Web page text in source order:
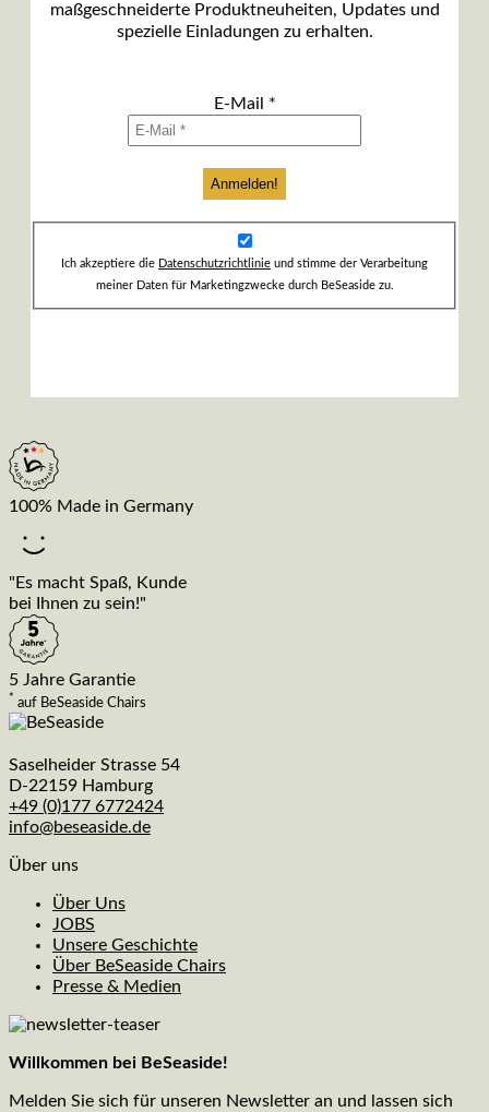
maßgeschneiderte Produktneuheiten, Updates und
spezielle Einladungen zu erhalten.
E-Mail *
Ich akzeptiere die Datenschutzrichtlinie und stimme der Verarbeitung
meiner Daten für Marketingzwecke durch BeSeaside zu.
100% Made in Germany
"Es macht Spaß, Kunde
bei Ihnen zu sein!"
5 Jahre Garantie
* auf BeSeaside Chairs
Saselheider Strasse 54
D-22159 Hamburg
+49 (0)177 6772424
info@beseaside.de
Über uns
Über Uns
JOBS
Unsere Geschichte
Über BeSeaside Chairs
Presse & Medien
Willkommen bei BeSeaside!
Melden Sie sich für unseren Newsletter an und lassen sich